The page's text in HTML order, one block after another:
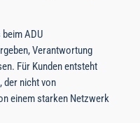
ADU
Verantwortung
Für Kunden entsteht
der nicht von
einem starken Netzwerk